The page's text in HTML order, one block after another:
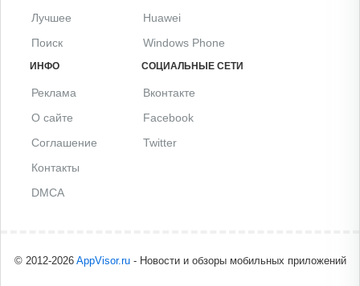
Лучшее
Поиск
Huawei
Windows Phone
ИНФО
Реклама
О сайте
Соглашение
Контакты
DMCA
СОЦИАЛЬНЫЕ СЕТИ
Вконтакте
Facebook
Twitter
© 2012-2026 AppVisor.ru- Новости и обзоры мобильных приложений